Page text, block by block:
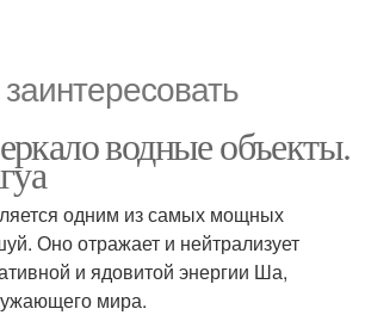
водные объекты.
одним из самых мощных
Оно отражает и нейтрализует
и ядовитой энергии Ша,
мира.